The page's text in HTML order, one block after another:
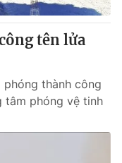
tên lửa
phóng thành công
tâm phóng vệ tinh